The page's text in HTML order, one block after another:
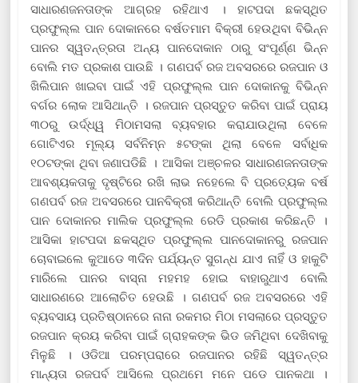
ସାଧାରଣଜନତାଙ୍କ ଆଗ୍ରହ ରହିଥାଏ । ହାଟପଦା ଛକସ୍ଥିତ
ପ୍ରଫୁଲ୍ଲ ପାନ ଦୋକାନରେ ବର୍ଷତମାମ ବିକ୍ରୀ ହେଉଥିବା ବିଭିନ୍ନ
ପାନର ସ୍ୱତନ୍ତ୍ରତା ଅନ୍ୟ ପାନଦୋକାନ ଠାରୁ ସଂପୂର୍ଣ୍ଣ ଭିନ୍ନ
ବୋଲି ମତ ପ୍ରକାଶ ପାଉଛି । ଗଣପର୍ବ ରଜ ଅବସରରେ ରଜପାନ ଓ
ଖିଲିପାନ ଖାଇବା ପାଇଁ ଏହି ପ୍ରଫୁଲ୍ଲ ପାନ ଦୋକାନକୁ ବିଭିନ୍ନ
ବର୍ଗର ଲୋକ ଆସିଥାନ୍ତି । ରଜପାନ ପ୍ରସ୍ତୁତ କରିବା ପାଇଁ ପ୍ରାୟ
୩୦ରୁ ଉର୍ଦ୍ଧ୍ୱ ମିଠାମସଲା ବ୍ୟବହାର କରାଯାଉଥିଲା ବେଳେ
ଗୋଟିଏର ମୂଲ୍ୟ ସର୍ବନିମ୍ନ ୫ଟଙ୍କା ଥିଲା ବେଳେ ସର୍ବାଧିକ
୧୦ଟଙ୍କା ଥିବା ଜଣାପଡିଛି । ଆସିକା ଅଞ୍ଚଳର ସାଧାରଣଜନତାଙ୍କ
ଆବଶ୍ୟକତାକୁ ଦୃଷ୍ଟିରେ ରଖି ଲାଭ ନହେଲେ ବି ପ୍ରତ୍ୟେକ ବର୍ଷ
ଗଣପର୍ବ ରଜ ଅବସରରେ ପାନବିକ୍ରୀ କରିଥାନ୍ତି ବୋଲି ପ୍ରଫୁଲ୍ଲ
ପାନ ଦୋକାନର ମାଲିକ ପ୍ରଫୁଲ୍ଲ ରେଡି ପ୍ରକାଶ କରିଛନ୍ତି ।
ଆସିକା ହାଟପଦା ଛକସ୍ଥିତ ପ୍ରଫୁଲ୍ଲ ପାନଦୋକାନରୁ ରଜପାନ
ଚୋବାଇଲେ କୁଆଡେ ୩ଦିନ ପର୍ଯ୍ୟନ୍ତ ସୁଗନ୍ଧ ଯାଏ ନାହିଁ ଓ ହାକୁଟି
ମାରିଲେ ପାନର ବାସ୍ନା ମହମହ ହୋଇ ବାହାରୁଥାଏ ବୋଲି
ସାଧାରଣରେ ଆଲୋଚିତ ହେଉଛି । ଗଣପର୍ବ ରଜ ଅବସରରେ ଏହି
ବ୍ୟବସାୟ ପ୍ରତିଷ୍ଠାନରେ ନାନା ରକମର ମିଠା ମସଲାରେ ପ୍ରସ୍ତୁତ
ରଜପାନ କ୍ରୟ କରିବା ପାଇଁ ଗ୍ରାହକଙ୍କ ଭିଡ ଜମିଥିବା ଦେଖିବାକୁ
ମିଳୁଛି । ଓଡିଆ ପରମ୍ପରାରେ ରଜପାନର ରହିଛି ସ୍ୱତନ୍ତ୍ର
ମାନ୍ୟତା ରଜପର୍ବ ଆସିଲେ ପ୍ରଥମେ ମନେ ପଡେ ପାନକଥା ।